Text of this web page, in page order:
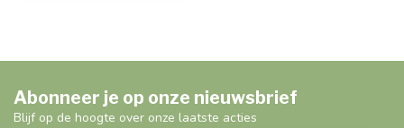
Abonneer je op onze nieuwsbrief
Blijf op de hoogte over onze laatste acties